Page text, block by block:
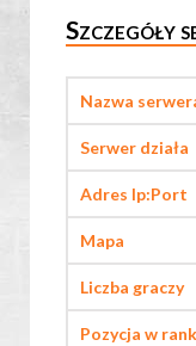
Szczegóły
Nazwa
Serwer działa
Adres Ip:Port
Mapa
Liczba graczy
Pozycja w